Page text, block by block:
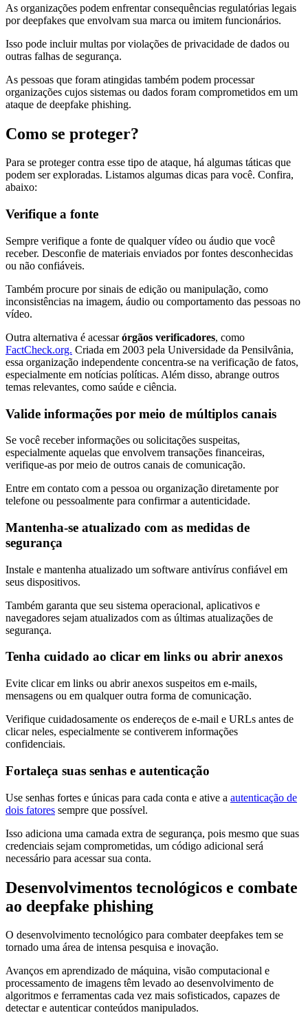
As organizações podem enfrentar consequências regulatórias legais
por deepfakes que envolvam sua marca ou imitem funcionários.
Isso pode incluir multas por violações de privacidade de dados ou
outras falhas de segurança.
As pessoas que foram atingidas também podem processar
organizações cujos sistemas ou dados foram comprometidos em um
ataque de deepfake phishing.
Como se proteger?
Para se proteger contra esse tipo de ataque, há algumas táticas que
podem ser exploradas. Listamos algumas dicas para você. Confira,
abaixo:
Verifique a fonte
Sempre verifique a fonte de qualquer vídeo ou áudio que você
receber. Desconfie de materiais enviados por fontes desconhecidas
ou não confiáveis.
Também procure por sinais de edição ou manipulação, como
inconsistências na imagem, áudio ou comportamento das pessoas no
vídeo.
Outra alternativa é acessarórgãos verificadores, como
FactCheck.org. Criada em 2003 pela Universidade da Pensilvânia,
essa organização independente concentra-se na verificação de fatos,
especialmente em notícias políticas. Além disso, abrange outros
temas relevantes, como saúde e ciência.
Valide informações por meio de múltiplos canais
Se você receber informações ou solicitações suspeitas,
especialmente aquelas que envolvem transações financeiras,
verifique-as por meio de outros canais de comunicação.
Entre em contato com a pessoa ou organização diretamente por
telefone ou pessoalmente para confirmar a autenticidade.
Mantenha-se atualizado com as medidas de
segurança
Instale e mantenha atualizado um software antivírus confiável em
seus dispositivos.
Também garanta que seu sistema operacional, aplicativos e
navegadores sejam atualizados com as últimas atualizações de
segurança.
Tenha cuidado ao clicar em links ou abrir anexos
Evite clicar em links ou abrir anexos suspeitos em e-mails,
mensagens ou em qualquer outra forma de comunicação.
Verifique cuidadosamente os endereços de e-mail e URLs antes de
clicar neles, especialmente se contiverem informações
confidenciais.
Fortaleça suas senhas e autenticação
Use senhas fortes e únicas para cada conta e ative a autenticação de
dois fatores sempre que possível.
Isso adiciona uma camada extra de segurança, pois mesmo que suas
credenciais sejam comprometidas, um código adicional será
necessário para acessar sua conta.
Desenvolvimentos tecnológicos e combate
ao deepfake phishing
O desenvolvimento tecnológico para combater deepfakes tem se
tornado uma área de intensa pesquisa e inovação.
Avanços em aprendizado de máquina, visão computacional e
processamento de imagens têm levado ao desenvolvimento de
algoritmos e ferramentas cada vez mais sofisticados, capazes de
detectar e autenticar conteúdos manipulados.